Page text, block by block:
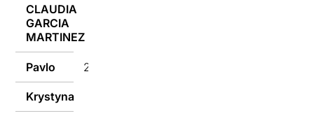
CLAUDIA
GARCIA
MARTINEZ
Pavlo 28/02/2023
Krystyna